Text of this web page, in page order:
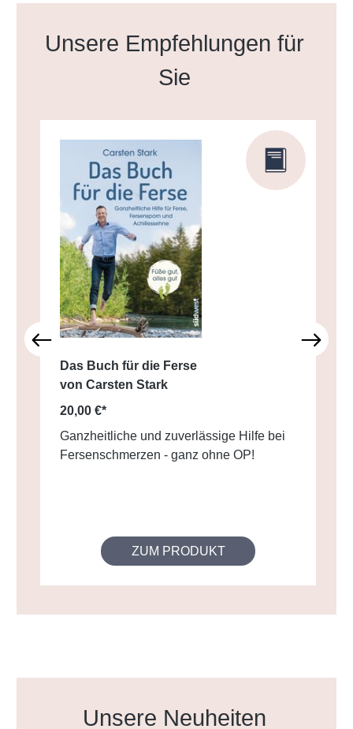
Produktgalerie überspringen
Unsere Empfehlungen für
Sie
Das Buch für die Ferse
von Carsten Stark
20,00 €*
Ganzheitliche und zuverlässige Hilfe bei
Fersenschmerzen - ganz ohne OP!
ZUM PRODUKT
Produktgalerie überspringen
Unsere Neuheiten